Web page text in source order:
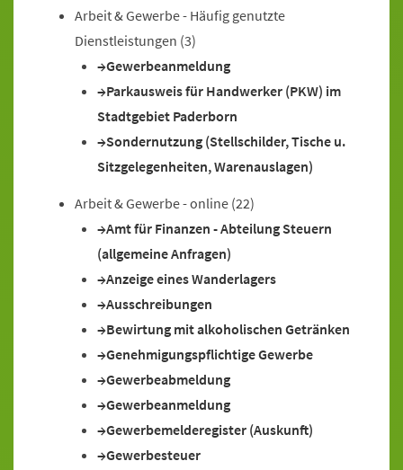
Arbeit & Gewerbe - Häufig genutzte
Dienstleistungen (3)
Gewerbeanmeldung
Parkausweis für Handwerker (PKW) im
Stadtgebiet Paderborn
Sondernutzung (Stellschilder, Tische u.
Sitzgelegenheiten, Warenauslagen)
Arbeit & Gewerbe - online (22)
Amt für Finanzen - Abteilung Steuern
(allgemeine Anfragen)
Anzeige eines Wanderlagers
Ausschreibungen
Bewirtung mit alkoholischen Getränken
Genehmigungspflichtige Gewerbe
Gewerbeabmeldung
Gewerbeanmeldung
Gewerbemelderegister (Auskunft)
Gewerbesteuer